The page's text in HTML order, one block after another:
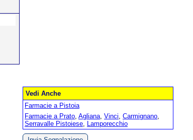
Vedi Anche
Farmacie a Pistoia
Farmacie a Prato, Agliana, Vinci, Carmignano,
Serravalle Pistoiese, Lamporecchio